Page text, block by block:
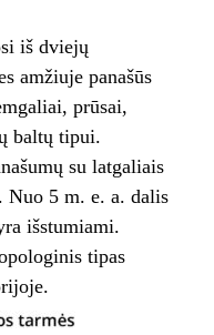
iš dviejų
amžiuje panašūs
prūsai,
baltų tipui.
su latgaliais
5 m. e. a. dalis
išstumiami.
tipas